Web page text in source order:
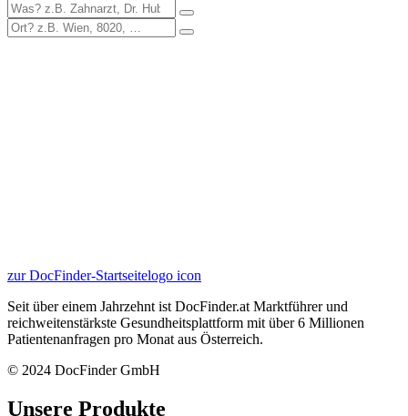
zur DocFinder-Startseitelogo icon
Seit über einem Jahrzehnt ist DocFinder.at Marktführer und
reichweitenstärkste Gesundheitsplattform mit über 6 Millionen
Patientenanfragen pro Monat aus Österreich.
© 2024 DocFinder GmbH
Unsere Produkte